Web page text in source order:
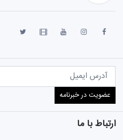
ارتباط با ما